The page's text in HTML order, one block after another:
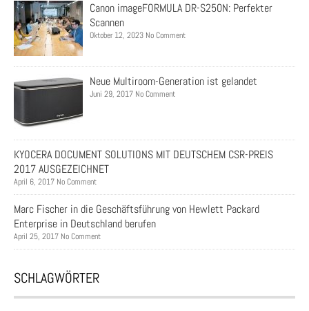
Canon imageFORMULA DR-S250N: Perfekter
Scannen
Oktober 12, 2023 No Comment
Neue Multiroom-Generation ist gelandet
Juni 29, 2017 No Comment
KYOCERA DOCUMENT SOLUTIONS MIT DEUTSCHEM CSR-PREIS
2017 AUSGEZEICHNET
April 6, 2017 No Comment
Marc Fischer in die Geschäftsführung von Hewlett Packard
Enterprise in Deutschland berufen
April 25, 2017 No Comment
SCHLAGWÖRTER